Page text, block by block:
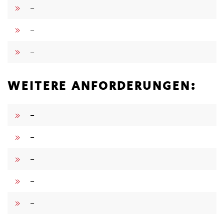
–
–
–
WEITERE ANFORDERUNGEN:
–
–
–
–
–